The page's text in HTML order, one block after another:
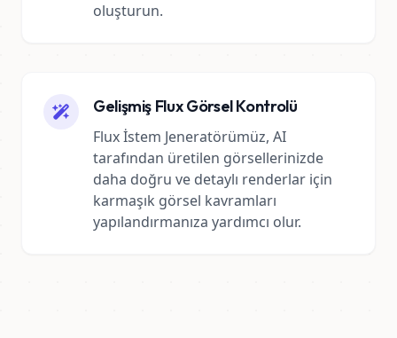
oluşturun.
Gelişmiş Flux Görsel Kontrolü
Flux İstem Jeneratörümüz, AI
tarafından üretilen görsellerinizde
daha doğru ve detaylı renderlar için
karmaşık görsel kavramları
yapılandırmanıza yardımcı olur.